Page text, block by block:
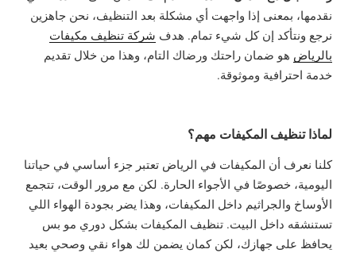
نقدمها، بمعنى إذا واجهت أي مشكلة بعد التنظيف، نحن جاهزين
نرجع ونتأكد إن كل شيء تمام. هدف شركة تنظيف مكيفات
بالرياض هو ضمان راحتك ورضاك التام، وهذا من خلال تقديم
خدمة احترافية وموثوقة.
لماذا تنظيف المكيفات مهم؟
كلنا نعرف أن المكيفات في الرياض تعتبر جزء أساسي في حياتنا
اليومية، خصوصًا في الأجواء الحارة. لكن مع مرور الوقت، تتجمع
الأوساخ والجراثيم داخل المكيفات، وهذا يضر بجودة الهواء اللي
تستنشقه داخل البيت. تنظيف المكيفات بشكل دوري مو بس
يحافظ على جهازك، لكن كمان يضمن لك هواء نقي وصحي بعيد